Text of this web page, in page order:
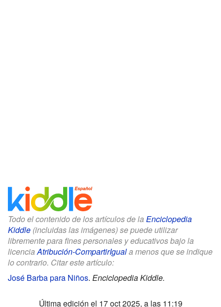
Todo el contenido de los artículos de la Enciclopedia
Kiddle (incluidas las imágenes) se puede utilizar
libremente para fines personales y educativos bajo la
licencia Atribución-CompartirIguala menos que se indique
lo contrario. Citar este artículo:
José Barba para Niños. Enciclopedia Kiddle.
Última edición el 17 oct 2025, a las 11:19